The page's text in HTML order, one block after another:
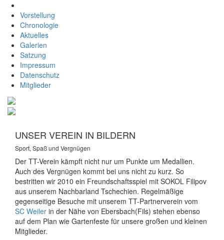
Vorstellung
Chronologie
Aktuelles
Galerien
Satzung
Impressum
Datenschutz
Mitglieder
UNSER VEREIN IN BILDERN
Sport, Spaß und Vergnügen
Der TT-Verein kämpft nicht nur um Punkte um Medallien.
Auch des Vergnügen kommt bei uns nicht zu kurz. So
bestritten wir 2010 ein Freundschaftsspiel mit SOKOL Filipov
aus unserem Nachbarland Tschechien. Regelmäßige
gegenseitige Besuche mit unserem TT-Partnerverein vom
SC Weiler in der Nähe von Ebersbach(Fils) stehen ebenso
auf dem Plan wie Gartenfeste für unsere großen und kleinen
Mitglieder.